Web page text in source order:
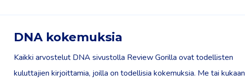
DNA kokemuksia
Kaikki arvostelut DNA sivustolla Review Gorilla ovat todellisten
kuluttajien kirjoittamia, joilla on todellisia kokemuksia. Me tai kukaan